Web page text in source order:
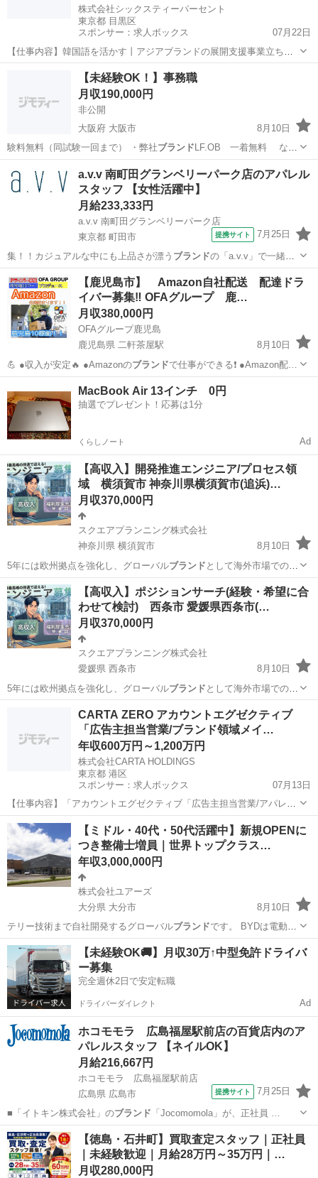
株式会社シックスティーパーセント
東京都 目黒区
スポンサー：求人ボックス
07月22日
【仕事内容】韓国語を活かす丨アジアブランドの展開支援事業立ち上
げ!セールスを担うリードメンバー募集 仕事内容: <募集背景> 現在、
会社の第二の柱として、コマース領域外でブランドのグローバル展開
を支援する「ブランドパートナー事業」...
【未経験OK！】事務職
月収190,000円
非公開
大阪府 大阪市
8月10日
験料無料（同試験一回まで） ・弊社ブランド LF.OB 一着無料 など
※…
一般事務 事務職
a.v.v 南町田グランベリーパーク店のアパレル
スタッフ 【女性活躍中】
月給233,333円
a.v.v 南町田グランベリーパーク店
東京都 町田市
提携サイト 7月25日
集！！カジュアルな中にも上品さが漂う ブランドの「a.v.v」で一緒に
楽しく働きま…
東京 町田市 ファッション
【鹿児島市】 Amazon自社配送 配達ドラ
イバー募集‼️ OFAグループ 鹿…
月収380,000円
OFAグループ鹿児島
鹿児島県 二軒茶屋駅
8月10日
💪 ●収入が安定🔥 ●Amazonのブランドで仕事ができる❗️ ●Amazon配…
宅配 Amazon
MacBook Air 13インチ 0円
抽選でプレゼント！応募は1分
くらしノート Ad
【高収入】開発推進エンジニア/プロセス領
域 横須賀市 神奈川県横須賀市(追浜)…
月収370,000円
スクエアプランニング株式会社
神奈川県 横須賀市
8月10日
5年には欧州拠点を強化し、グローバルブランド として海外市場での存
在感をさらに高め…
神奈川 横須賀市 その他
【高収入】ポジションサーチ(経験・希望に合
わせて検討) 西条市 愛媛県西条市(…
月収370,000円
スクエアプランニング株式会社
愛媛県 西条市
8月10日
5年には欧州拠点を強化し、グローバルブランド として海外市場での存
在感をさらに高め…
CARTA ZERO アカウントエグゼクティブ
「広告主担当営業/ブランド領域メイ…
年収600万円～1,200万円
株式会社CARTA HOLDINGS
東京都 港区
スポンサー：求人ボックス
07月13日
【仕事内容】「アカウントエグゼクティブ「広告主担当営業/アパレ
ル・コスメ・食品メーカー案件多数」」ブランディング領域をメイン
にオンオフ統合のマーケティング施策で顧客課題を解決! 仕事内容: ・
この求人の3行まとめ・ ・クライアント...
正社員
【ミドル・40代・50代活躍中】新規OPENに
つき整備士増員｜世界トップクラス…
年収3,000,000円
株式会社ユアーズ
大分県 大分市
8月10日
テリー技術まで自社開発するグローバルブランドです。 BYDは電動車
両分野で世界を…
大分 大分市 その他
【未経験OK🚚】月収30万↑中型免許ドライバ
ー募集
完全週休2日で安定転職
ドライバーダイレクト Ad
ホコモモラ 広島福屋駅前店の百貨店内のア
パレルスタッフ 【ネイルOK】
月給216,667円
ホコモモラ 広島福屋駅前店
広島県 広島市
提携サイト 7月25日
■「イトキン株式会社」のブランド 「Jocomomola」が、正社員 …
広島 広島市 ファッション
【徳島・石井町】買取査定スタッフ｜正社員
｜未経験歓迎｜月給28万円～35万円｜…
月収280,000円